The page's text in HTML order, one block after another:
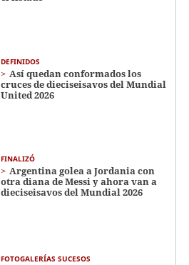
DEFINIDOS
Así quedan conformados los
cruces de dieciseisavos del Mundial
United 2026
FINALIZÓ
Argentina golea a Jordania con
otra diana de Messi y ahora van a
dieciseisavos del Mundial 2026
FOTOGALERÍAS SUCESOS